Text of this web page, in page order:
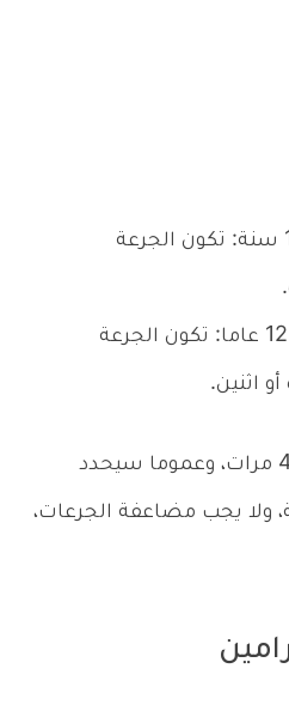
الأطفال من 6 إلى 12 سنة: تكون الجرعة
الأطفال والكبار فوق 12 عاما: تكون الجرعة
اثنين.
وقد يتم تكرار الجرعة حتى 4 مرات، وعموما سيحدد
ولا يجب مضاعفة الجرعات،